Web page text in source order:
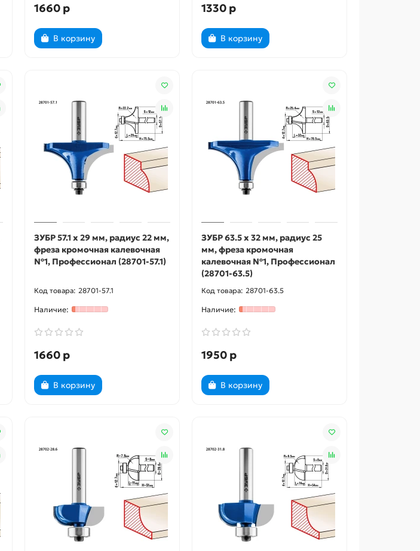
1660 р
В корзину
1330 р
В корзину
ЗУБР 57.1 x 29 мм, радиус 22 мм,
фреза кромочная калевочная
№1, Профессионал (28701-57.1)
28701-57.1
1660 р
В корзину
ЗУБР 63.5 x 32 мм, радиус 25
мм, фреза кромочная
калевочная №1, Профессионал
(28701-63.5)
28701-63.5
1950 р
В корзину